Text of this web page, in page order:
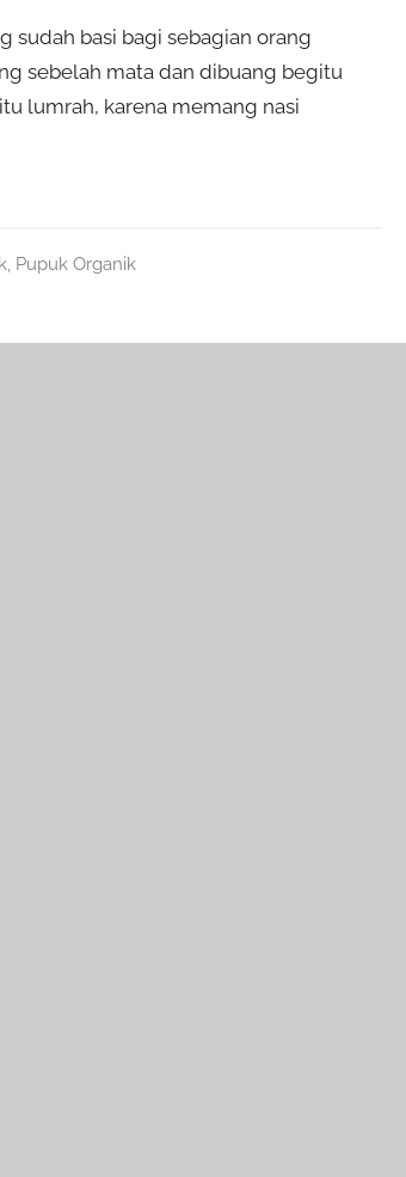
sudah basi bagi sebagian orang
sebelah mata dan dibuang begitu
lumrah, karena memang nasi
, Pupuk Organik